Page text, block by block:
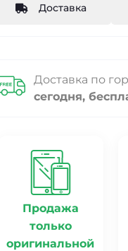
Доставка
Доставка по
сегодня,
Продажа
только
оригинальной